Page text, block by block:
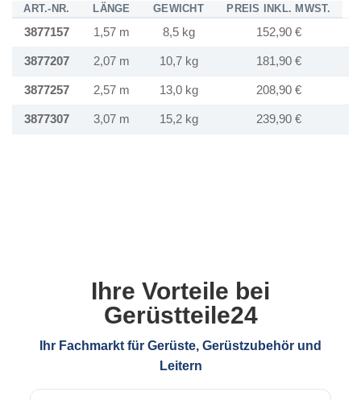
ART.-NR. LÄNGE GEWICHT PREIS INKL. MWST.
3877157 1,57 m 8,5 kg 152,90 €
3877207 2,07 m 10,7 kg 181,90 €
3877257 2,57 m 13,0 kg 208,90 €
3877307 3,07 m 15,2 kg 239,90 €
Ihre Vorteile bei
Gerüstteile24
Ihr Fachmarkt für Gerüste, Gerüstzubehör und
Leitern